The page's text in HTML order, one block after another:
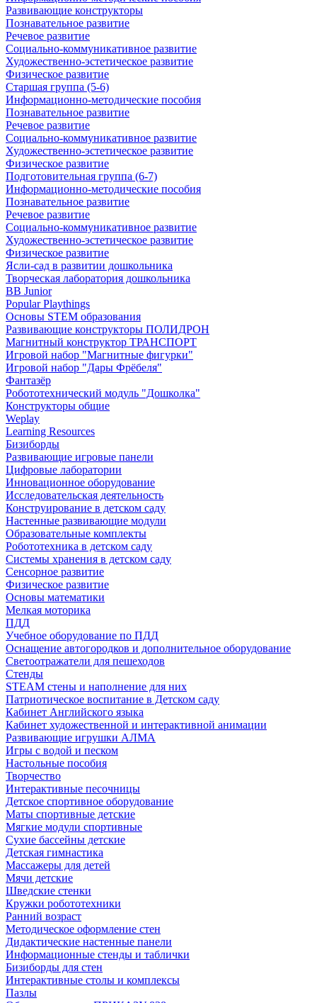
Развивающие конструкторы
Познавательное развитие
Речевое развитие
Социально-коммуникативное развитие
Художественно-эстетическое развитие
Физическое развитие
Старшая группа (5-6)
Информационно-методические пособия
Познавательное развитие
Речевое развитие
Социально-коммуникативное развитие
Художественно-эстетическое развитие
Физическое развитие
Подготовительная группа (6-7)
Информационно-методические пособия
Познавательное развитие
Речевое развитие
Социально-коммуникативное развитие
Художественно-эстетическое развитие
Физическое развитие
Ясли-сад в развитии дошкольника
Творческая лаборатория дошкольника
BB Junior
Popular Playthings
Основы STEM образования
Развивающие конструкторы ПОЛИДРОН
Магнитный конструктор ТРАНСПОРТ
Игровой набор "Магнитные фигурки"
Игровой набор "Дары Фрёбеля"
Фантазёр
Робототехнический модуль "Дошколка"
Конструкторы общие
Weplay
Learning Resources
Бизиборды
Развивающие игровые панели
Цифровые лаборатории
Инновационное оборудование
Исследовательская деятельность
Конструирование в детском саду
Настенные развивающие модули
Образовательные комплекты
Робототехника в детском саду
Системы хранения в детском саду
Сенсорное развитие
Физическое развитие
Основы математики
Мелкая моторика
ПДД
Учебное оборудование по ПДД
Оснащение автогородков и дополнительное оборудование
Светоотражатели для пешеходов
Стенды
STEAM стены и наполнение для них
Патриотическое воспитание в Детском саду
Кабинет Английского языка
Кабинет художественной и интерактивной анимации
Развивающие игрушки АЛМА
Игры с водой и песком
Настольные пособия
Творчество
Интерактивные песочницы
Детское спортивное оборудование
Маты спортивные детские
Мягкие модули спортивные
Сухие бассейны детские
Детская гимнастика
Массажеры для детей
Мячи детские
Шведские стенки
Кружки робототехники
Ранний возраст
Методическое оформление стен
Дидактические настенные панели
Информационные стенды и таблички
Бизиборды для стен
Интерактивные столы и комплексы
Пазлы